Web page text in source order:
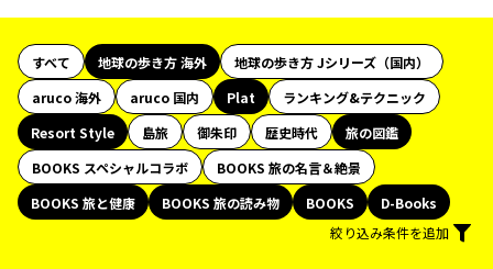
すべて 地球の歩き方 海外
地球の歩き方 Jシリーズ（国内）
aruco 海外
aruco 国内 Plat
ランキング&テクニック
Resort Style
島旅 御朱印 歴史時代
旅の図鑑
BOOKS スペシャルコラボ
BOOKS 旅の名言＆絶景
BOOKS 旅と健康
BOOKS 旅の読み物 BOOKS
D-Books
絞り込み条件を追加